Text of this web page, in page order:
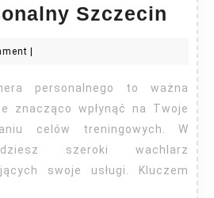
Szczecin
|
znacząco wpłynąć na Twoje
celów treningowych. W
szeroki wachlarz
swoje usługi. Kluczem